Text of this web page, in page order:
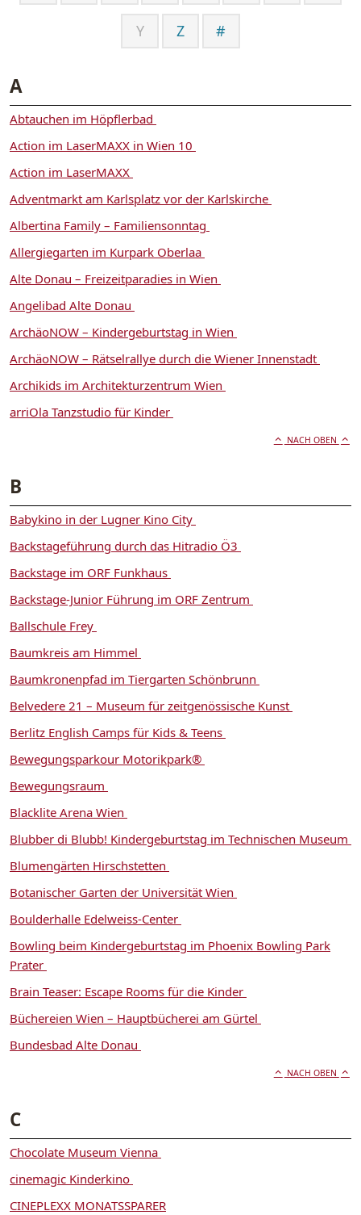
Y Z #
A
Abtauchen im Höpflerbad
Action im LaserMAXX in Wien 10
Action im LaserMAXX
Adventmarkt am Karlsplatz vor der Karlskirche
Albertina Family – Familiensonntag
Allergiegarten im Kurpark Oberlaa
Alte Donau – Freizeitparadies in Wien
Angelibad Alte Donau
ArchäoNOW – Kindergeburtstag in Wien
ArchäoNOW – Rätselrallye durch die Wiener Innenstadt
Archikids im Architekturzentrum Wien
arriOla Tanzstudio für Kinder
NACH OBEN
B
Babykino in der Lugner Kino City
Backstageführung durch das Hitradio Ö3
Backstage im ORF Funkhaus
Backstage-Junior Führung im ORF Zentrum
Ballschule Frey
Baumkreis am Himmel
Baumkronenpfad im Tiergarten Schönbrunn
Belvedere 21 – Museum für zeitgenössische Kunst
Berlitz English Camps für Kids & Teens
Bewegungsparkour Motorikpark®
Bewegungsraum
Blacklite Arena Wien
Blubber di Blubb! Kindergeburtstag im Technischen Museum
Blumengärten Hirschstetten
Botanischer Garten der Universität Wien
Boulderhalle Edelweiss-Center
Bowling beim Kindergeburtstag im Phoenix Bowling Park
Prater
Brain Teaser: Escape Rooms für die Kinder
Büchereien Wien – Hauptbücherei am Gürtel
Bundesbad Alte Donau
NACH OBEN
C
Chocolate Museum Vienna
cinemagic Kinderkino
CINEPLEXX MONATSSPARER